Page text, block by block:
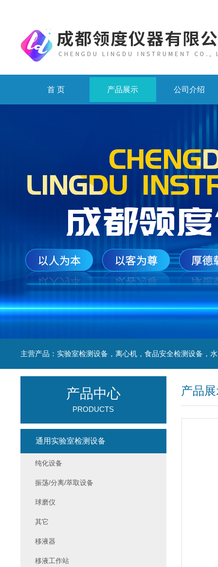
首 页 产品展示 公司介绍
产品
产品中心
PRODUCTS
通用实验室检测设备
纯化设备
振荡/分离/萃取设备
球磨仪
其它
移液器
移液工作站